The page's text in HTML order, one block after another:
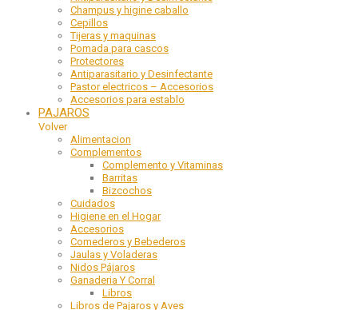
Champus y higine caballo
Cepillos
Tijeras y maquinas
Pomada para cascos
Protectores
Antiparasitario y Desinfectante
Pastor electricos – Accesorios
Accesorios para establo
PAJAROS
Volver
Alimentacion
Complementos
Complemento y Vitaminas
Barritas
Bizcochos
Cuidados
Higiene en el Hogar
Accesorios
Comederos y Bebederos
Jaulas y Voladeras
Nidos Pájaros
Ganaderia Y Corral
Libros
Libros de Pajaros y Aves